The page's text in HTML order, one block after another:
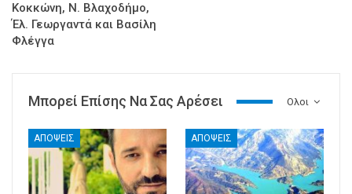
Κοκκώνη, Ν. Βλαχοδήμο,
Έλ. Γεωργαντά και Βασίλη
Φλέγγα
Ολοι
Μπορεί Επίσης Να Σας Αρέσει
ΑΠΟΨΕΙΣ ΑΠΟΨΕΙΣ